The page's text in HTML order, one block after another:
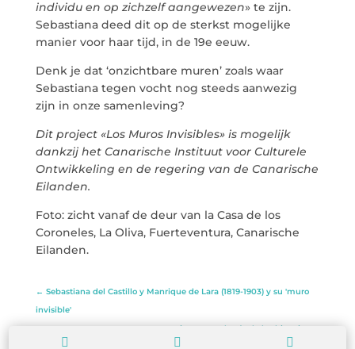
individu en op zichzelf aangewezen» te zijn.
Sebastiana deed dit op de sterkst mogelijke
manier voor haar tijd, in de 19e eeuw.
Denk je dat ‘onzichtbare muren’ zoals waar
Sebastiana tegen vocht nog steeds aanwezig
zijn in onze samenleving?
Dit project «Los Muros Invisibles» is mogelijk
dankzij het Canarische Instituut voor Culturele
Ontwikkeling en de regering van de Canarische
Eilanden.
Foto: zicht vanaf de deur van la Casa de los
Coroneles, La Oliva, Fuerteventura, Canarische
Eilanden.
← Sebastiana del Castillo y Manrique de Lara (1819-1903) y su 'muro
invisible'
Mujeres en y detrás de las historias
  